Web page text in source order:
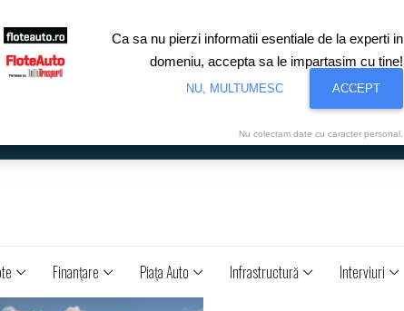
Finanţare Piaţa Auto Infrastructură Interviuri
Ca sa nu pierzi informatii esentiale de la experti in
domeniu, accepta sa le impartasim cu tine!
NU, MULTUMESC ACCEPT
Nu colectam date cu caracter personal.